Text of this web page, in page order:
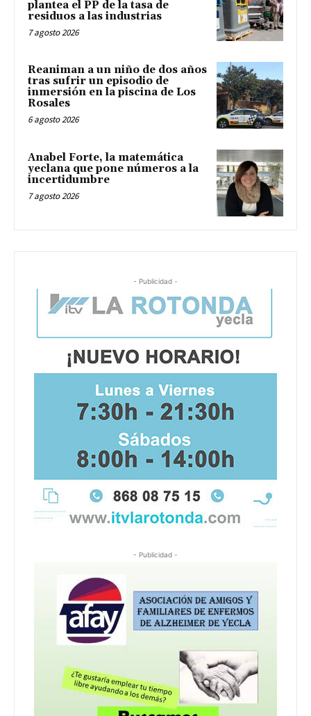
plantea el PP de la tasa de
residuos a las industrias
7 agosto 2026
Reaniman a un niño de dos años
tras sufrir un episodio de
inmersión en la piscina de Los
Rosales
6 agosto 2026
Anabel Forte, la matemática
yeclana que pone números a la
incertidumbre
7 agosto 2026
- Publicidad -
- Publicidad -